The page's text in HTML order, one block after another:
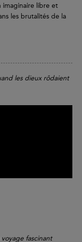
imaginaire libre et
les brutalités de la
les dieux rôdaient
fascinant